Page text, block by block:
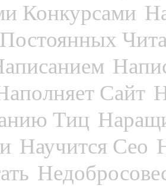
Конкурсами
Сайт
Тиц
Научится Сео